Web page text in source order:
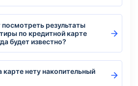
результаты
по кредитной карте
будет известно?
нету накопительный